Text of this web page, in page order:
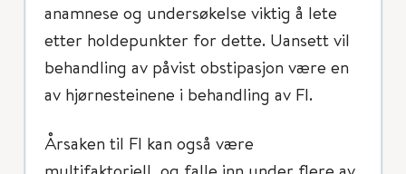
anamnese og undersøkelse viktig å lete
etter holdepunkter for dette. Uansett vil
behandling av påvist obstipasjon være en
av hjørnesteinene i behandling av FI.
Årsaken til FI kan også være